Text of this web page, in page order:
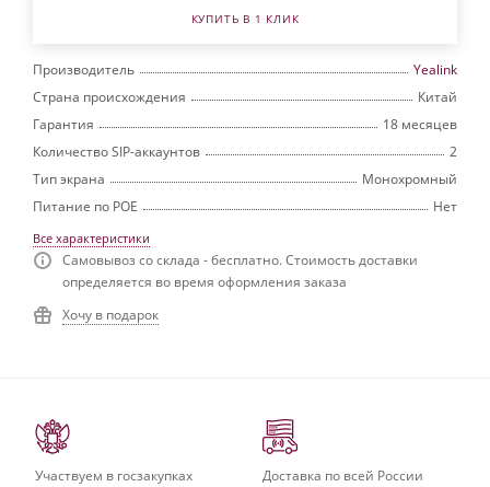
КУПИТЬ В 1 КЛИК
Производитель
Yealink
Страна происхождения
Китай
Гарантия
18 месяцев
Количество SIP-аккаунтов
2
Тип экрана
Монохромный
Питание по РОЕ
Нет
Все характеристики
Самовывоз со склада - бесплатно. Стоимость доставки
определяется во время оформления заказа
Хочу в подарок
Участвуем в госзакупках
Доставка по всей России